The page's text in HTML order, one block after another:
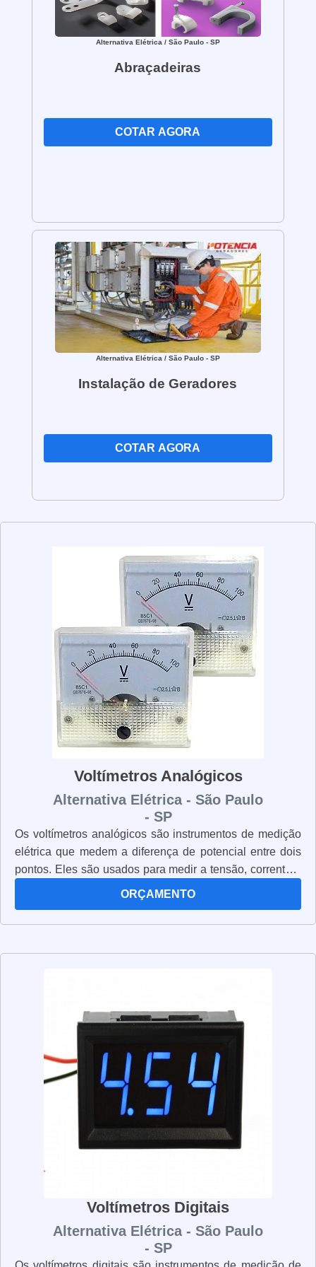
Alternativa Elétrica/ São Paulo - SP
Abraçadeiras
COTAR AGORA
Alternativa Elétrica/ São Paulo - SP
Instalação de Geradores
COTAR AGORA
Voltímetros Analógicos
Alternativa Elétrica - São Paulo
- SP
Os voltímetros analógicos são instrumentos de medição
elétrica que medem a diferença de potencial entre dois
pontos. Eles são usados para medir a tensão, corrente e
resistência em circuitos elétricos. Os voltímetros
um ponteiro para mostrar a leitura. Eles são muito fáceis
permitem aos usuários ver a leitura de forma clara e
voltímetros analógicos são uma ótima opção para quem
precisa de precisão e confiabilidade em suas medições
ORÇAMENTO
Voltímetros Digitais
Alternativa Elétrica - São Paulo
- SP